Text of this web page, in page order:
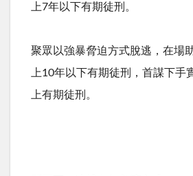
上7年以下有期徒刑。
聚眾以強暴脅迫方式脫逃，在場
上10年以下有期徒刑，首謀下手
上有期徒刑。